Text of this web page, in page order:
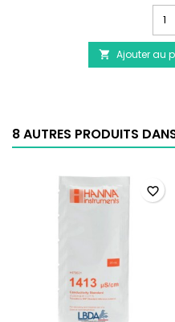
du
de
 Ajouter au
8 AUTRES PRODUITS
favorite_border